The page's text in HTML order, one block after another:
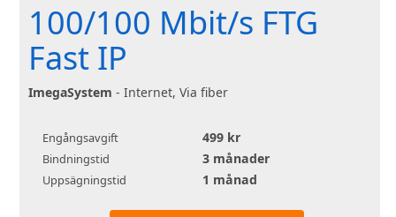
100/100 Mbit/s FTG
Fast IP
ImegaSystem - Internet, Via fiber
Engångsavgift 499 kr
Bindningstid 3 månader
Uppsägningstid 1 månad